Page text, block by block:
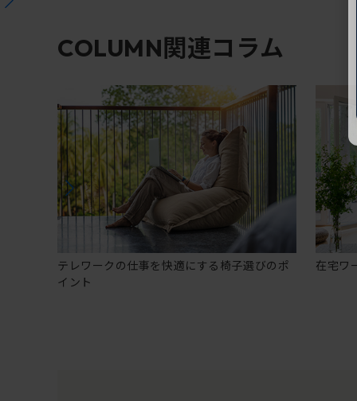
COLUMN関連コラム
テレワークの仕事を快適にする椅子選びのポ
イント
在宅ワ